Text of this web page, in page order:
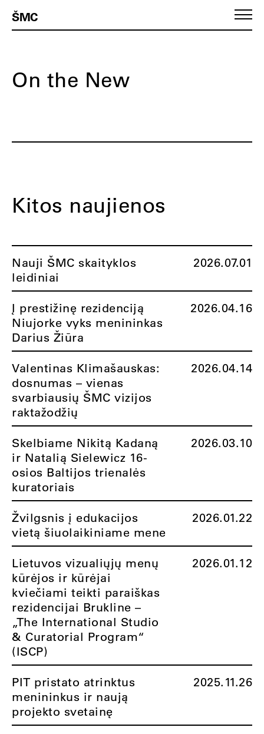
ŠMC
On the New
Kitos naujienos
Nauji ŠMC skaityklos
leidiniai
2026.07.01
Į prestižinę rezidenciją
Niujorke vyks menininkas
Darius Žiūra
2026.04.16
Valentinas Klimašauskas:
dosnumas – vienas
svarbiausių ŠMC vizijos
raktažodžių
2026.04.14
Skelbiame Nikitą Kadaną
ir Natalią Sielewicz 16-
osios Baltijos trienalės
kuratoriais
2026.03.10
Žvilgsnis į edukacijos
vietą šiuolaikiniame mene
2026.01.22
Lietuvos vizualiųjų menų
kūrėjos ir kūrėjai
kviečiami teikti paraiškas
rezidencijai Brukline –
„The International Studio
& Curatorial Program“
(ISCP)
2026.01.12
PIT pristato atrinktus
menininkus ir naują
projekto svetainę
2025.11.26